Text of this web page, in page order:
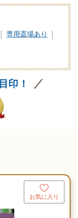
専用斎場あり
印！
お気に入り